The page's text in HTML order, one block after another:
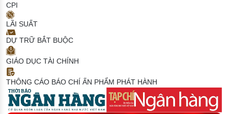
CPI
LÃI SUẤT
DỰ TRỮ BẮT BUỘC
GIÁO DỤC TÀI CHÍNH
THÔNG CÁO BÁO CHÍ ẤN PHẨM PHÁT HÀNH